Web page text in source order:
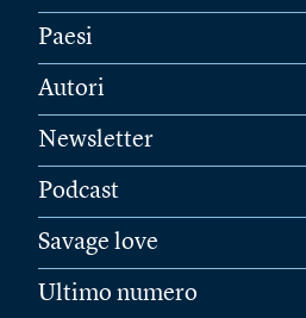
Paesi
Autori
Newsletter
Podcast
Savage love
Ultimo numero